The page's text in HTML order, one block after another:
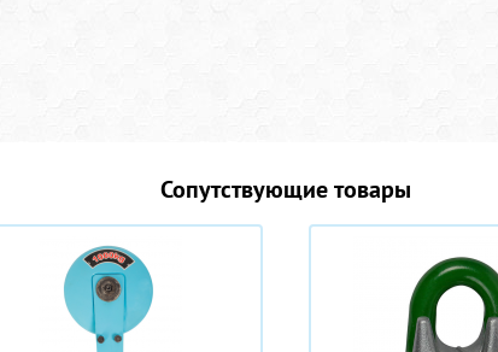
Сопутствующие товары